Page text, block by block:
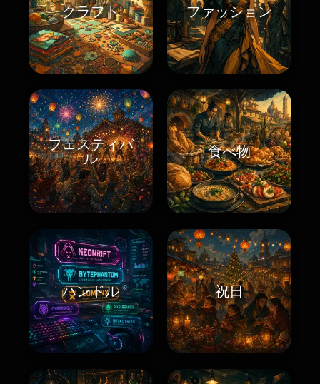
クラフト ファッション
フェスティバ
ル
食べ物
ハンドル 祝日